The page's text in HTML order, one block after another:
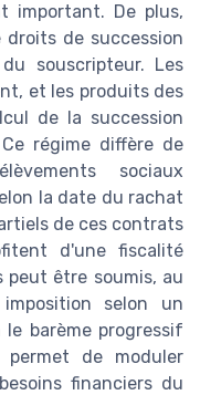
important. De plus,
de succession
souscripteur. Les
et les produits des
de la succession
régime diffère de
sociaux
la date du rachat
de ces contrats
d'une fiscalité
peut être soumis, au
selon un
barème progressif
de moduler
financiers du